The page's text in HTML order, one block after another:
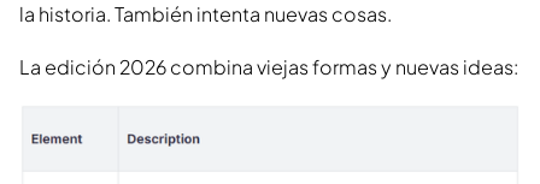
la historia. También intenta nuevas cosas.
La edición 2026 combina viejas formas y nuevas ideas: